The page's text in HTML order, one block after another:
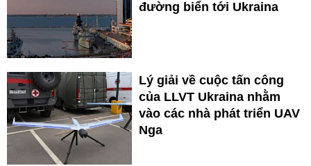
đường biển tới Ukraina
Lý giải về cuộc tấn công
của LLVT Ukraina nhằm
vào các nhà phát triển UAV
Nga